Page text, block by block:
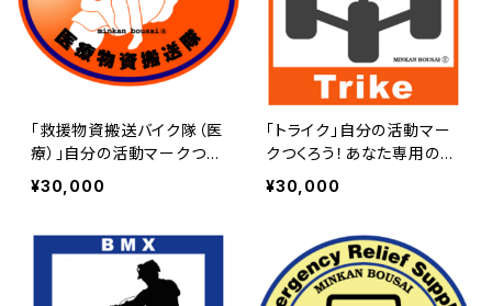
「救援物資搬送バイク隊（医
療）」自分の活動マークつく
ろう！あなた専用のロイヤリ
ティ（使用権）マーク | 民間
¥30,000
「トライク」自分の活動マー
クつくろう！あなた専用のロ
イヤリティ（使用権）マーク |
民間防災 危機管理局
¥30,000